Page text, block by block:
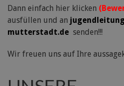
Dann einfach hier klicken
ausfüllen und an
mutterstadt.de senden!!!
Wir freuen uns auf Ihre